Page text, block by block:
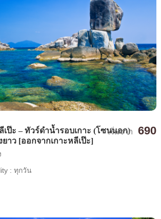
เป๊ะ – ทัวร์ดำน้ำรอบเกาะ (โซนนอก)
ยาว [ออกจากเกาะหลีเป๊ะ]
เริ่มจาก 690
: ทุกวัน